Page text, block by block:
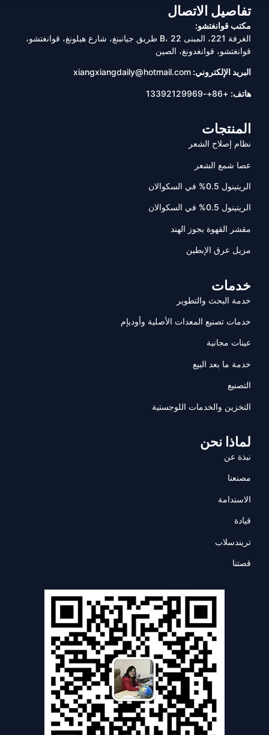
تفاصيل الاتصال
مكتب قوانغتشو:
الغرفة 221، المبنى B، 22 طريق جيانبنغ، شارع هيلونغ، قوانغتشو،
قوانغتشو، قوانغدونغ، الصين
البريد الإلكتروني: xiangxiangdaily@hotmail.com
هاتف: +86+-13392129969
المنتجات
نظام إصلاح الشعر
عصا شمع الشعر
الريتينول 0.5% في السكوالان
الريتينول 0.5% في السكوالان
مقشر القهوة بجوز الهند
مزيل عرق الإبطين
خدمات
خدمة البحث والتطوير
خدمات تصنيع المعدات الأصلية وأوديإم
عينات مجانية
خدمة ما بعد البيع
التصنيع
التخزين والخدمات اللوجستية
لماذا نحن
نبذة عن
مصنعنا
الاستدامة
قيادة
تريندسلاب
قصتنا